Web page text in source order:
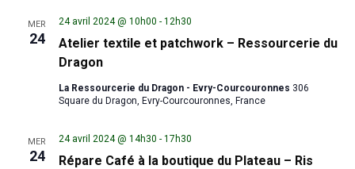
MER
24
Atelier textile et patchwork – Ressourcerie du
Dragon
24 avril 2024 @ 10h00 - 12h30
La Ressourcerie du Dragon - Evry-Courcouronnes 306
Square du Dragon, Evry-Courcouronnes, France
MER
24
Répare Café à la boutique du Plateau – Ris
24 avril 2024 @ 14h30 - 17h30